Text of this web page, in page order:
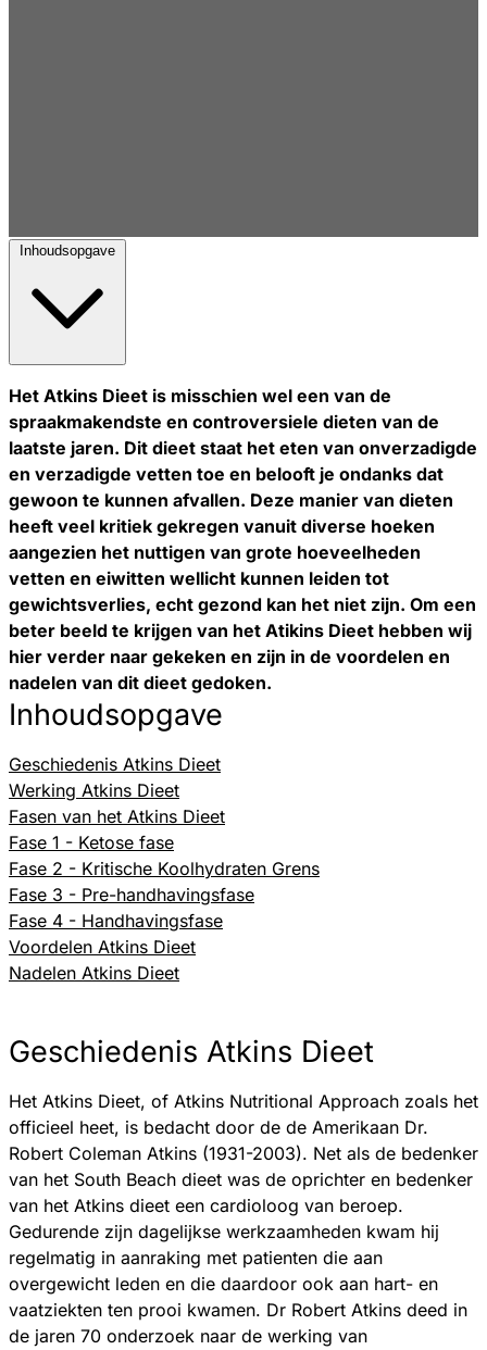
Inhoudsopgave
Het Atkins Dieet is misschien wel een van de
spraakmakendste en controversiele dieten van de
laatste jaren. Dit dieet staat het eten van onverzadigde
en verzadigde vetten toe en belooft je ondanks dat
gewoon te kunnen afvallen. Deze manier van dieten
heeft veel kritiek gekregen vanuit diverse hoeken
aangezien het nuttigen van grote hoeveelheden
vetten en eiwitten wellicht kunnen leiden tot
gewichtsverlies, echt gezond kan het niet zijn. Om een
beter beeld te krijgen van het Atikins Dieet hebben wij
hier verder naar gekeken en zijn in de voordelen en
nadelen van dit dieet gedoken.
Inhoudsopgave
Geschiedenis Atkins Dieet
Werking Atkins Dieet
Fasen van het Atkins Dieet
Fase 1 - Ketose fase
Fase 2 - Kritische Koolhydraten Grens
Fase 3 - Pre-handhavingsfase
Fase 4 - Handhavingsfase
Voordelen Atkins Dieet
Nadelen Atkins Dieet
Geschiedenis Atkins Dieet
Het Atkins Dieet, of Atkins Nutritional Approach zoals het
officieel heet, is bedacht door de de Amerikaan Dr.
Robert Coleman Atkins (1931-2003). Net als de bedenker
van het South Beach dieet was de oprichter en bedenker
van het Atkins dieet een cardioloog van beroep.
Gedurende zijn dagelijkse werkzaamheden kwam hij
regelmatig in aanraking met patienten die aan
overgewicht leden en die daardoor ook aan hart- en
vaatziekten ten prooi kwamen. Dr Robert Atkins deed in
de jaren 70 onderzoek naar de werking van